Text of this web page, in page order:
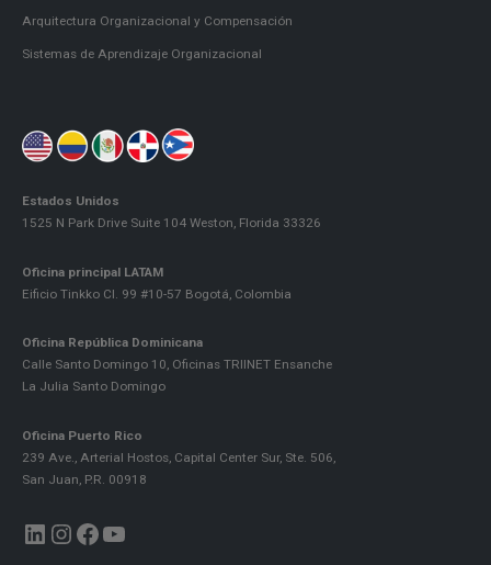
Arquitectura Organizacional y Compensación
Sistemas de Aprendizaje Organizacional
Estados Unidos
1525 N Park Drive Suite 104 Weston, Florida 33326
Oficina principal LATAM
Eificio Tinkko Cl. 99 #10-57 Bogotá, Colombia
Oficina República Dominicana
Calle Santo Domingo 10, Oficinas TRIINET Ensanche
La Julia Santo Domingo
Oficina Puerto Rico
239 Ave., Arterial Hostos, Capital Center Sur, Ste. 506,
San Juan, P.R. 00918
LinkedIn InstagramFacebook YouTube